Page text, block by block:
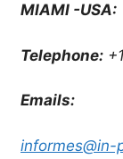
MIAMI -USA:
Telephone:
Emails:
informes@in-